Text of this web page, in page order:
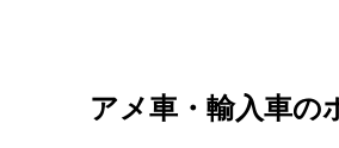
アメ車・輸入車の